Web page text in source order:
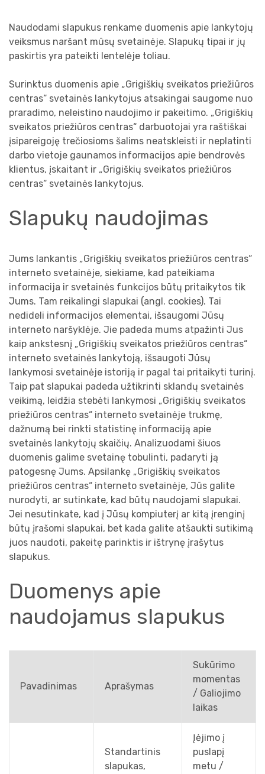
Naudinga informacija
Naudodami slapukus renkame duomenis apie lankytojų
veiksmus naršant mūsų svetainėje. Slapukų tipai ir jų
paskirtis yra pateikti lentelėje toliau.
Surinktus duomenis apie „Grigiškių sveikatos priežiūros
centras“ svetainės lankytojus atsakingai saugome nuo
praradimo, neleistino naudojimo ir pakeitimo. „Grigiškių
sveikatos priežiūros centras“ darbuotojai yra raštiškai
įsipareigoję trečiosioms šalims neatskleisti ir neplatinti
darbo vietoje gaunamos informacijos apie bendrovės
klientus, įskaitant ir „Grigiškių sveikatos priežiūros
centras“ svetainės lankytojus.
Slapukų naudojimas
Jums lankantis „Grigiškių sveikatos priežiūros centras“
interneto svetainėje, siekiame, kad pateikiama
informacija ir svetainės funkcijos būtų pritaikytos tik
Jums. Tam reikalingi slapukai (angl. cookies). Tai
nedideli informacijos elementai, išsaugomi Jūsų
interneto naršyklėje. Jie padeda mums atpažinti Jus
kaip ankstesnį „Grigiškių sveikatos priežiūros centras“
interneto svetainės lankytoją, išsaugoti Jūsų
lankymosi svetainėje istoriją ir pagal tai pritaikyti turinį.
Taip pat slapukai padeda užtikrinti sklandų svetainės
veikimą, leidžia stebėti lankymosi „Grigiškių sveikatos
priežiūros centras“ interneto svetainėje trukmę,
dažnumą bei rinkti statistinę informaciją apie
svetainės lankytojų skaičių. Analizuodami šiuos
duomenis galime svetainę tobulinti, padaryti ją
patogesnę Jums. Apsilankę „Grigiškių sveikatos
priežiūros centras“ interneto svetainėje, Jūs galite
nurodyti, ar sutinkate, kad būtų naudojami slapukai.
Jei nesutinkate, kad į Jūsų kompiuterį ar kitą įrenginį
būtų įrašomi slapukai, bet kada galite atšaukti sutikimą
juos naudoti, pakeitę parinktis ir ištrynę įrašytus
slapukus.
Duomenys apie
naudojamus slapukus
Pavadinimas Aprašymas
Sukūrimo
momentas
/ Galiojimo
laikas
Standartinis
slapukas,
Įėjimo į
puslapį
metu /